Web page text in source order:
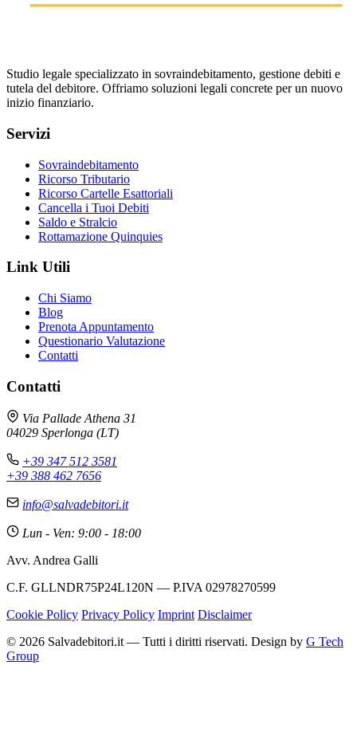
Studio legale specializzato in sovraindebitamento, gestione debiti e
tutela del debitore. Offriamo soluzioni legali concrete per un nuovo
inizio finanziario.
Servizi
Sovraindebitamento
Ricorso Tributario
Ricorso Cartelle Esattoriali
Cancella i Tuoi Debiti
Saldo e Stralcio
Rottamazione Quinquies
Link Utili
Chi Siamo
Blog
Prenota Appuntamento
Questionario Valutazione
Contatti
Contatti
Via Pallade Athena 31
04029 Sperlonga (LT)
+39 347 512 3581
+39 388 462 7656
info@salvadebitori.it
Lun - Ven: 9:00 - 18:00
Avv. Andrea Galli
C.F. GLLNDR75P24L120N — P.IVA 02978270599
Cookie Policy Privacy Policy Imprint Disclaimer
© 2026 Salvadebitori.it — Tutti i diritti riservati. Design by G Tech
Group